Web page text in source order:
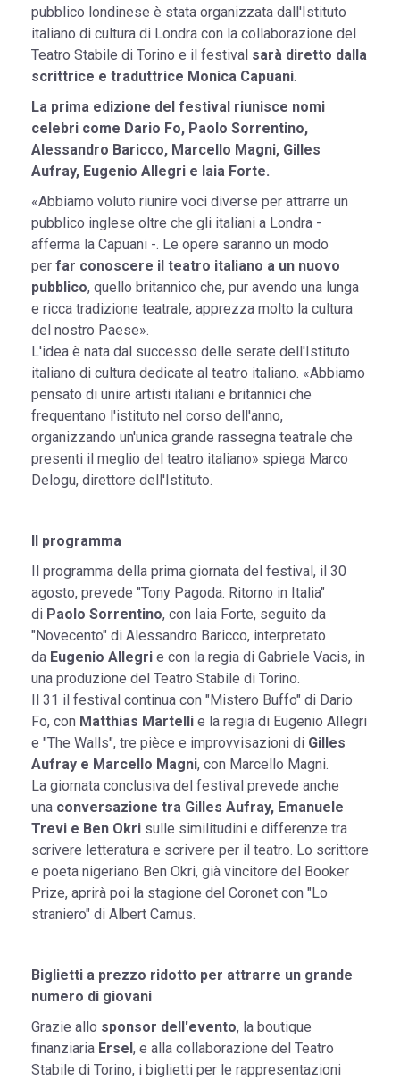
pubblico londinese è stata organizzata dall'Istituto
italiano di cultura di Londra con la collaborazione del
Teatro Stabile di Torino e il festival sarà diretto dalla
scrittrice e traduttrice Monica Capuani.
La prima edizione del festival riunisce nomi
celebri come Dario Fo, Paolo Sorrentino,
Alessandro Baricco, Marcello Magni, Gilles
Aufray, Eugenio Allegri e Iaia Forte.
«Abbiamo voluto riunire voci diverse per attrarre un
pubblico inglese oltre che gli italiani a Londra -
afferma la Capuani -. Le opere saranno un modo
per far conoscere il teatro italiano a un nuovo
pubblico, quello britannico che, pur avendo una lunga
e ricca tradizione teatrale, apprezza molto la cultura
del nostro Paese».
L'idea è nata dal successo delle serate dell'Istituto
italiano di cultura dedicate al teatro italiano. «Abbiamo
pensato di unire artisti italiani e britannici che
frequentano l'istituto nel corso dell'anno,
organizzando un'unica grande rassegna teatrale che
presenti il meglio del teatro italiano» spiega Marco
Delogu, direttore dell'Istituto.
Il programma
Il programma della prima giornata del festival, il 30
agosto, prevede "Tony Pagoda. Ritorno in Italia"
di Paolo Sorrentino, con Iaia Forte, seguito da
"Novecento" di Alessandro Baricco, interpretato
da Eugenio Allegri e con la regia di Gabriele Vacis, in
una produzione del Teatro Stabile di Torino.
Il 31 il festival continua con "Mistero Buffo" di Dario
Fo, con Matthias Martelli e la regia di Eugenio Allegri
e "The Walls", tre pièce e improvvisazioni di Gilles
Aufray e Marcello Magni, con Marcello Magni.
La giornata conclusiva del festival prevede anche
una conversazione tra Gilles Aufray, Emanuele
Trevi e Ben Okri sulle similitudini e differenze tra
scrivere letteratura e scrivere per il teatro. Lo scrittore
e poeta nigeriano Ben Okri, già vincitore del Booker
Prize, aprirà poi la stagione del Coronet con "Lo
straniero" di Albert Camus.
Biglietti a prezzo ridotto per attrarre un grande
numero di giovani
Grazie allo sponsor dell'evento, la boutique
finanziaria Ersel, e alla collaborazione del Teatro
Stabile di Torino, i biglietti per le rappresentazioni